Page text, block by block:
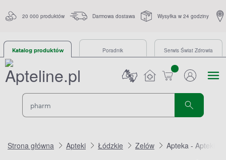
20 000 produktów Darmowa dostawa Wysyłka w 24 godziny
Katalog produktów Poradnik Serwis Świat Zdrowia
sztuk
Strona główna Apteki Łódzkie Zelów Apteka - Apteki